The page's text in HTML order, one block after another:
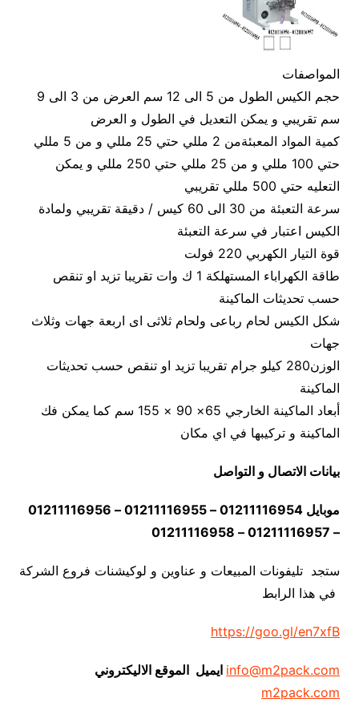
المواصفات
حجم الكيس الطول من 5 الى 12 سم العرض من 3 الى 9
سم تقريبي و يمكن التعديل في الطول و العرض
كمية المواد المعبئةمن 2 مللي حتي 25 مللي و من 5 مللي
حتي 100 مللي و من 25 مللي حتي 250 مللي و يمكن
التعليه حتي 500 مللي تقريبي
سرعة التعبئة من 30 الى 60 كيس / دقيقة تقريبي ولمادة
الكيس اعتبار في سرعة التعبئة
قوة التيار الكهربي 220 فولت
طاقة الكهراباء المستهلكة 1 ك وات تقريبا تزيد او تنقص
حسب تحديثات الماكينة
شكل الكيس لحام رباعى ولحام ثلاثى اى اربعة جهات وثلاث
جهات
الوزن280 كيلو جرام تقريبا تزيد او تنقص حسب تحديثات
الماكينة
أبعاد الماكينة الخارجي 65× 90 × 155 سم كما يمكن فك
الماكينة و تركيبها في اي مكان
بيانات الاتصال و التواصل
موبايل 01211116954 – 01211116955 – 01211116956
– 01211116957 – 01211116958
ستجد تليفونات المبيعات و عناوين و لوكيشنات فروع الشركة
في هذا الرابط
https://goo.gl/en7xfB
info@m2pack.com ايميل الموقع الاليكتروني
m2pack.com